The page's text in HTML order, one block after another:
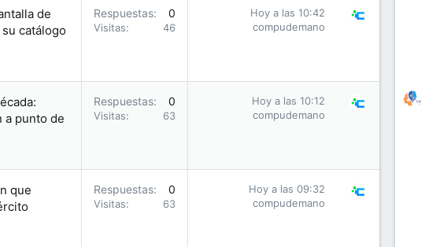
de
catálogo
Respuestas 0
Visitas 46
Hoy a las 10:42
compudemano
a punto de
Respuestas 0
Visitas 63
Hoy a las 10:12
compudemano
que
Respuestas 0
Visitas 63
Hoy a las 09:32
compudemano